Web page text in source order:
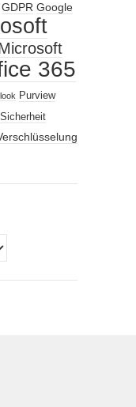
GDPR Google
365
Purview
Sicherheit